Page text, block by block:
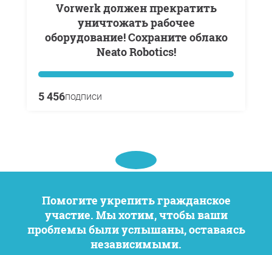
Vorwerk должен прекратить
уничтожать рабочее
оборудование! Сохраните облако
Neato Robotics!
5 456подписи
Помогите укрепить гражданское
участие. Мы хотим, чтобы ваши
проблемы были услышаны, оставаясь
независимыми.